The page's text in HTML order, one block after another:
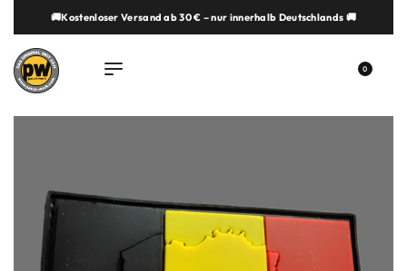
springen🚚Kostenloser Versand ab 30 € – nur innerhalb Deutschlands 🚚
0